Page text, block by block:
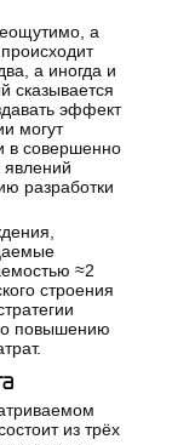
а
а иногда и
сказывается
эффект
могут
в совершенно
явлений
разработки
≈2
строения
повышению
из трёх